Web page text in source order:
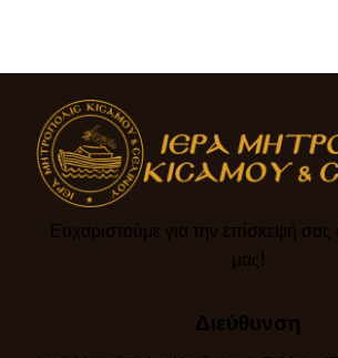
Ευχαριστούμε για την επίσκεψή σας
μας!​
Διεύθυνση